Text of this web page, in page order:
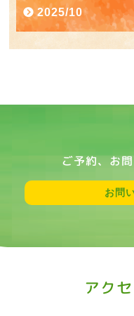
2025/10
ご予約、お
お問
アク